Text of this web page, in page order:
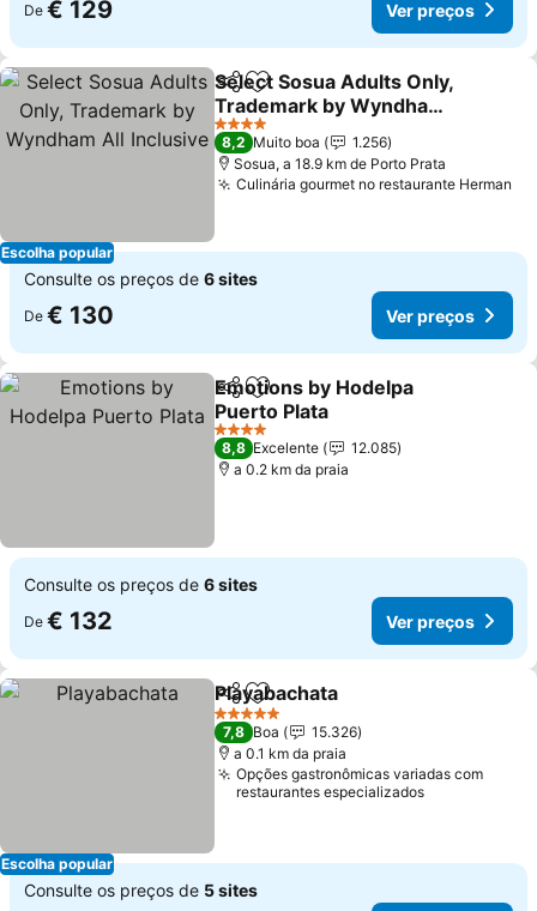
De € 129 Ver preços
Escolha popular
PartilharAdicionar aos favoritos
Select Sosua Adults Only,
Trademark by Wyndham
All Inclusive
4 Estrelas
8,2 Muito boa
1.256
Sosua, a 18.9 km de Porto Prata
Culinária gourmet no restaurante Herman
Consulte os preços de 6 sites
De € 130 Ver preços
PartilharAdicionar aos favoritos
Emotions by Hodelpa
Puerto Plata
4 Estrelas
8,8 Excelente
12.085
a 0.2 km da praia
Consulte os preços de 6 sites
De € 132 Ver preços
Escolha popular
PartilharAdicionar aos favoritos
Playabachata
5 Estrelas
7,8 Boa
15.326
a 0.1 km da praia
Opções gastronômicas variadas com
restaurantes especializados
Consulte os preços de 5 sites